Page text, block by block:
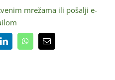
mrežama ili pošalji e-
LinkedInWhatsAppEmail: